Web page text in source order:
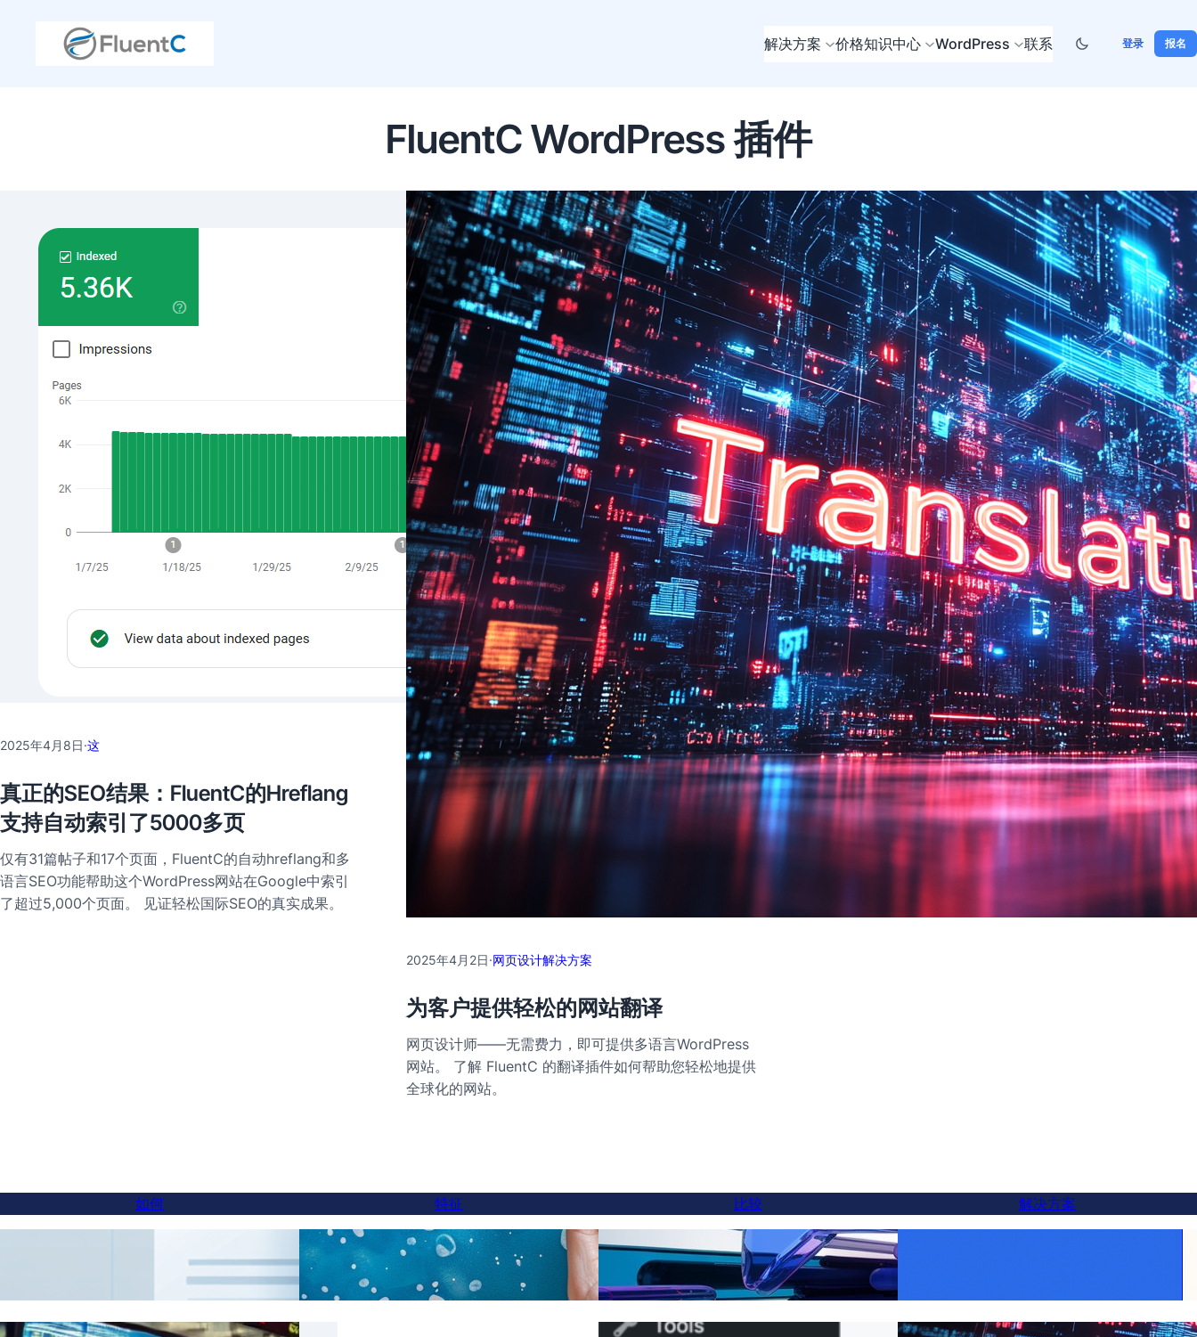
解决方案 价格知识中心 WordPress 联系 登录 报名
FluentC WordPress 插件
2025年4月8日·这
真正的SEO结果：FluentC的Hreflang
支持自动索引了5000多页
仅有31篇帖子和17个页面，FluentC的自动hreflang和多
语言SEO功能帮助这个WordPress网站在Google中索引
了超过5,000个页面。 见证轻松国际SEO的真实成果。
2025年4月2日·网页设计解决方案
为客户提供轻松的网站翻译
网页设计师——无需费力，即可提供多语言WordPress
网站。 了解 FluentC 的翻译插件如何帮助您轻松地提供
全球化的网站。
如何
如何在子域名网站中添加语言切换器
特征
人工智能翻译
比较
终于，有一个更好的Weglot替代方案——你
可以在5分钟内切换
解决方案